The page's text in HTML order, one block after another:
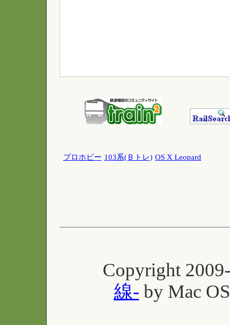
プロホビー 103系(Ｂトレ) OS X Leopard
Copyright
線- by Mac